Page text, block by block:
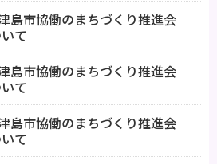
島市協働のまちづくり推進会
て
島市協働のまちづくり推進会
て
島市協働のまちづくり推進会
て